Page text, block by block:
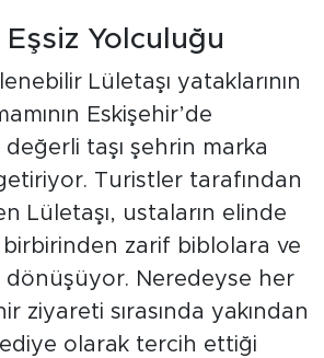
Eşsiz Yolculuğu
Lületaşı yataklarının
Eskişehir’de
değerli taşı şehrin marka
Turistler tarafından
Lületaşı, ustaların elinde
zarif biblolara ve
dönüşüyor. Neredeyse her
ziyareti sırasında yakından
olarak tercih ettiği